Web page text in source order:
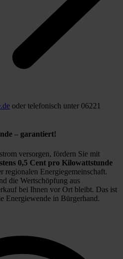
oder telefonisch unter 06221
– garantiert!
versorgen, fördern Sie mit
0,5 Cent pro Kilowattstunde
regionalen Energiegemeinschaft.
die Wertschöpfung aus
bei Ihnen vor Ort bleibt. Das ist
Energiewende in Bürgerhand.